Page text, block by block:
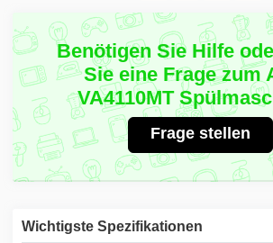
Benötigen Sie Hilfe
Sie eine Frage zum
VA4110MT
Frage stellen
Wichtigste Spezifikationen